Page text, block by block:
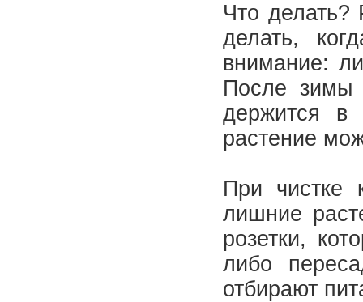
Что делать?
делать,
внимание:
После зимы
держится в
растение
При чистке
лишние
розетки,
либо
отбирают